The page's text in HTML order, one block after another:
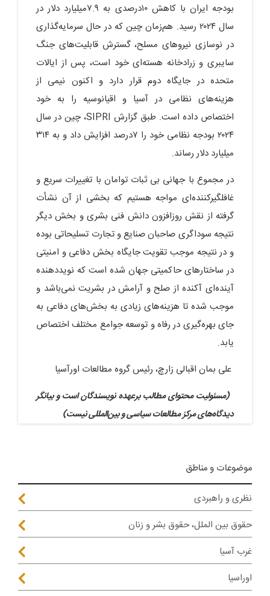
بودجه ایران با کاهش ۱۰درصدی به ۷.۹میلیارد دلار در
سال ۲۰۲۴ رسید. هم‌زمان چین که در حال سرمایه‌گذاری
در نوسازی نیروهای مسلح، گسترش قابلیت‌های جنگ
سایبری و زرادخانه هسته‌ای خود است، پس از ایالات
متحده در جایگاه دوم قرار دارد و اکنون نیمی از
هزینه‌های نظامی در آسیا و اقیانوسیه را به خود
اختصاص داده است. طبق گزارش SIPRI، چین در سال
۲۰۲۴ بودجه نظامی خود را ۷درصد افزایش داد و به ۳۱۴
میلیارد دلار رساند.
در مجموع با جهانی بی ثبات توامان با تغییرات سریع و
غافلگیرکننده‌ای مواجه هستیم که بخشی از آن نشأت
گرفته از نقش روزافزون دانش فنی بشری و بخش دیگر
نتیجه سوداگری صاحبان صنایع و تجارت تسلیحاتی بوده
و در نتیجه موجب تقویت جایگاه بخش دفاعی و امنیتی
در ساختارهای حاکمیتی جهان شده است که نوید‌دهنده
آینده‌ای آکنده از صلح و آرامش در بشریت نمی‌باشد و
موجب شده تا هزینه‌های زیادی به بخش‌های دفاعی به‌
جای بهره‌گیری در رفاه و توسعه جوامع مختلف اختصاص
یابد.
علی بمان اقبالی زارچ، رئیس گروه مطالعات اورآسیا
(مسئولیت محتوای مطالب برعهده نویسندگان است و بیانگر
دیدگاه‌های مرکز مطالعات سیاسی و بین‌المللی نیست)
موضوعات و مناطق
نظری و راهبردی
حقوق بین الملل، حقوق بشر و زنان
غرب آسیا
اوراسیا